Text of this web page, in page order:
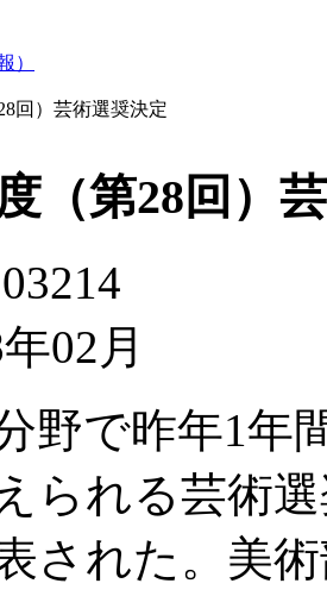
）
回）芸術選奨決定
（第28回）
02月
野で昨年1年
られる芸術
された。美